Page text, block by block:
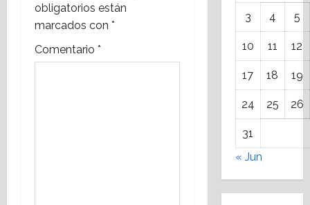
ó
n
obligatorios están
marcados con *
Comentario *
3 4 5
10 11 12
17 18 19
24 25 26
31
« Jun